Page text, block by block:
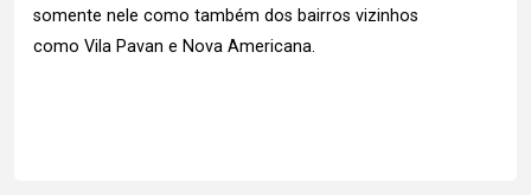
somente nele como também dos bairros vizinhos
como Vila Pavan e Nova Americana.